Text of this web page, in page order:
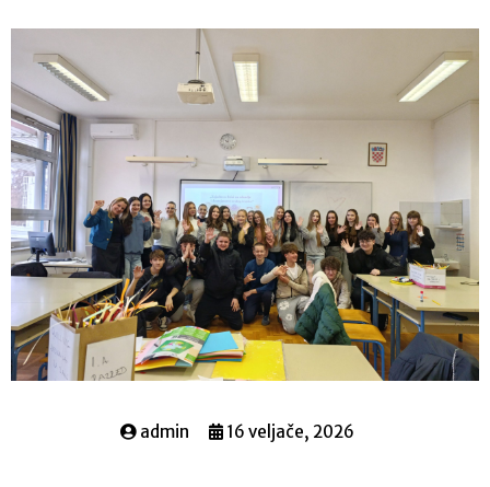
admin 16 veljače, 2026